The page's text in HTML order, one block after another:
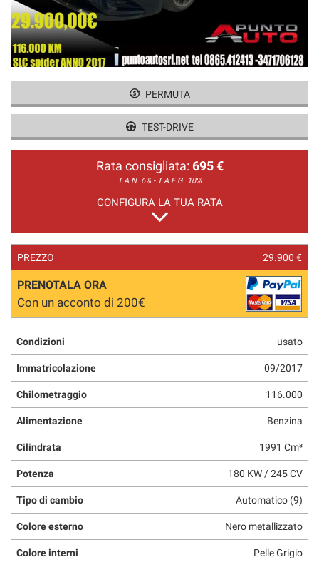
PERMUTA
TEST-DRIVE
Rata consigliata: 695 €
T.A.N. 6% - T.A.E.G. 10%
CONFIGURA LA TUA RATA
PREZZO 29.900 €
PRENOTALA ORA
Con un acconto di 200€
Condizioni usato
Immatricolazione 09/2017
Chilometraggio 116.000
Alimentazione Benzina
Cilindrata 1991 Cm³
Potenza 180 KW / 245 CV
Tipo di cambio Automatico (9)
Colore esterno Nero metallizzato
Colore interni Pelle Grigio